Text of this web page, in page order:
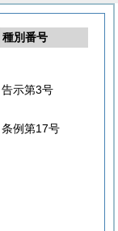
種別番号
告示第3号
条例第17号